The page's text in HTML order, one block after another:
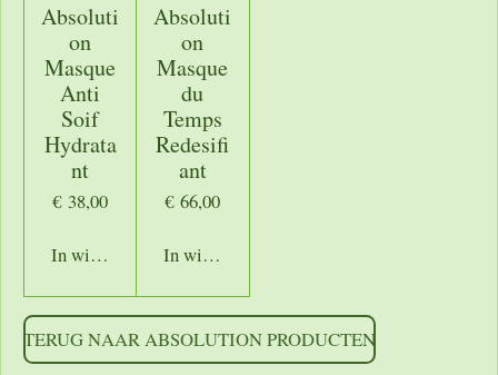
Absoluti
on
Masque
Anti
Soif
Hydrata
nt
€ 38,00
In winkelwagen
Absoluti
on
Masque
du
Temps
Redesifi
ant
€ 66,00
In winkelwagen
TERUG NAAR ABSOLUTION PRODUCTEN